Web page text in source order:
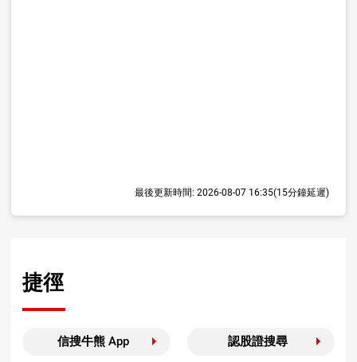
最後更新時間: 2026-08-07 16:35(15分鐘延遲)
捷徑
信搜牛熊 App 認股證搜尋